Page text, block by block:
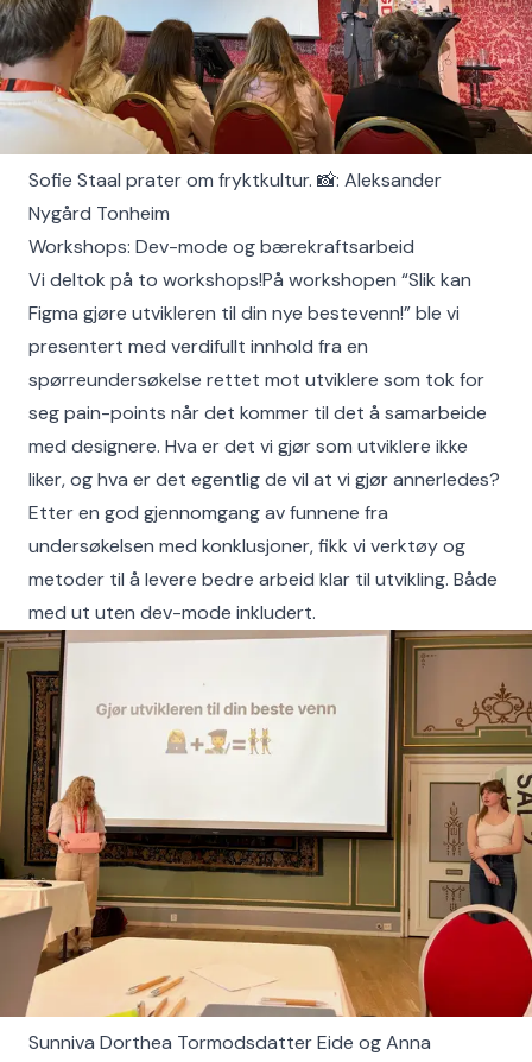
Sofie Staal prater om fryktkultur. 📸: Aleksander
Nygård Tonheim
Workshops: Dev-mode og bærekraftsarbeid
Vi deltok på to workshops!På workshopen “Slik kan
Figma gjøre utvikleren til din nye bestevenn!” ble vi
presentert med verdifullt innhold fra en
spørreundersøkelse rettet mot utviklere som tok for
seg pain-points når det kommer til det å samarbeide
med designere. Hva er det vi gjør som utviklere ikke
liker, og hva er det egentlig de vil at vi gjør annerledes?
Etter en god gjennomgang av funnene fra
undersøkelsen med konklusjoner, fikk vi verktøy og
metoder til å levere bedre arbeid klar til utvikling. Både
med ut uten dev-mode inkludert.
Sunniva Dorthea Tormodsdatter Eide og Anna